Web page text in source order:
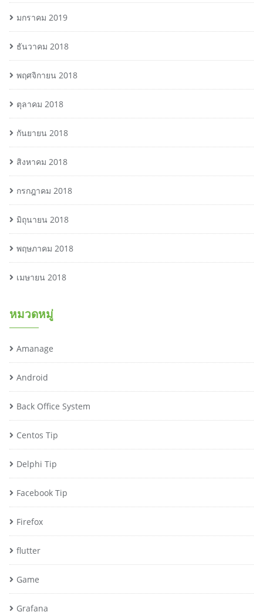
มกราคม 2019
ธันวาคม 2018
พฤศจิกายน 2018
ตุลาคม 2018
กันยายน 2018
สิงหาคม 2018
กรกฎาคม 2018
มิถุนายน 2018
พฤษภาคม 2018
เมษายน 2018
หมวดหมู่
Amanage
Android
Back Office System
Centos Tip
Delphi Tip
Facebook Tip
Firefox
flutter
Game
Grafana